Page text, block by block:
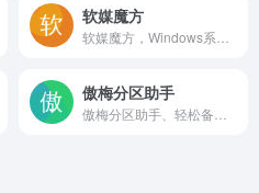
软媒魔方
傲梅分区助手